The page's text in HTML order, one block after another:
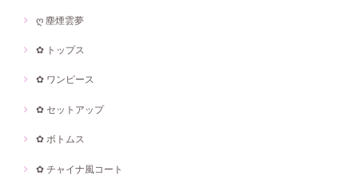
ღ 塵煙雲夢
✿ トップス
✿ ワンピース
✿ セットアップ
✿ ボトムス
✿ チャイナ風コート